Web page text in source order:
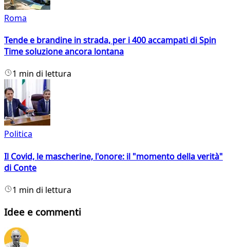
Roma
Tende e brandine in strada, per i 400 accampati di Spin
Time soluzione ancora lontana
1 min di lettura
Politica
Il Covid, le mascherine, l'onore: il "momento della verità"
di Conte
1 min di lettura
Idee e commenti